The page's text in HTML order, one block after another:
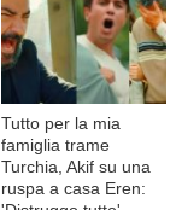
Tutto per la mia
famiglia trame
Turchia, Akif su una
ruspa a casa Eren: